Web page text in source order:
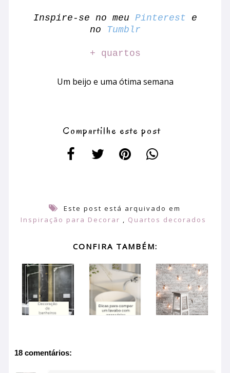
Inspire-se no meu Pinterest e
no Tumblr
+ quartos
Um beijo e uma ótima semana
Compartilhe este post
Este post está arquivado em
Inspiração para Decorar , Quartos decorados
CONFIRA TAMBÉM:
18 comentários: